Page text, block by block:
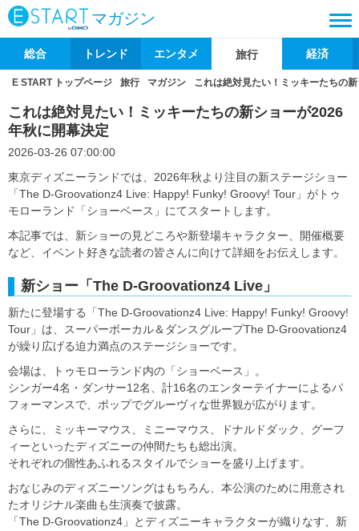
マガジン
総合 トレンド エンタメ 旅行 経済
E START トップページ 旅行 マガジン これは絶対見たい！ミッキーたちの
これは絶対見たい！ミッキーたちの新ショーが2026
年秋に開幕決定
2026-03-26 07:00:00
東京ディズニーランドでは、2026年秋より注目の新ステージショー
「The D-Groovationz4 Live: Happy! Funky! Groovy! Tour」がトゥ
モローランド「ショーベース」にてスタートします。
本記事では、新ショーの見どころや新登場キャラクター、開催概要
など、イベント好きな読者の皆さんに向けて詳細をお伝えします。
新ショー「The D-Groovationz4 Live」
新たに登場する「The D-Groovationz4 Live: Happy! Funky! Groovy!
Tour」は、スーパーボーカル＆ダンスグループThe D-Groovationz4
が繰り広げる迫力満点のステージショーです。
会場は、トゥモローランド内の「ショーベース」。
シンガー4名・ダンサー12名、計16名のエンターテイナーによるパ
フォーマンスで、ポップでグルーヴィな世界観が広がります。
さらに、ミッキーマウス、ミニーマウス、ドナルドダック、グーフ
ィーといったディズニーの仲間たちも総出演。
それぞれの個性あふれるスタイルでショーを盛り上げます。
おなじみのディズニーソングはもちろん、本公演のために用意され
たオリジナル楽曲も生演奏で披露。
「The D-Groovationz4」とディズニーキャラクターが織りなす、新